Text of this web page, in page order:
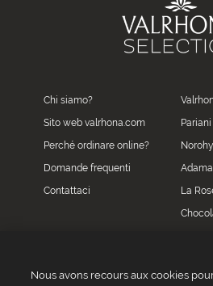
Chi siamo?
Sito web valrhona.com
Perché ordinare online?
Domande frequenti
Contattaci
Pariani
Norohy
La
Nous avons recours aux cookies